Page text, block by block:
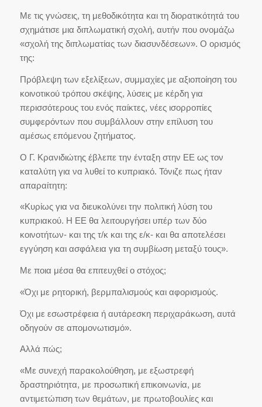
Με τις γνώσεις, τη μεθοδικότητα και τη διορατικότητά του
σχημάτισε μια διπλωματική σχολή, αυτήν που ονομάζω
«σχολή της διπλωματίας των διασυνδέσεων». Ο ορισμός
της:
Πρόβλεψη των εξελίξεων, συμμαχίες με αξιοποίηση του
κοινοτικού τρόπου σκέψης, λύσεις με κέρδη για
περισσότερους του ενός παίκτες, νέες ισορροπίες
συμφερόντων που συμβάλλουν στην επίλυση του
αμέσως επόμενου ζητήματος.
Ο Γ. Κρανιδιώτης έβλεπε την ένταξη στην ΕΕ ως τον
καταλύτη για να λυθεί το κυπριακό. Τόνιζε πως ήταν
απαραίτητη:
«Κυρίως για να διευκολύνει την πολιτική λύση του
κυπριακού. Η ΕΕ θα λειτουργήσει υπέρ των δύο
κοινοτήτων- και της τ/κ και της ε/κ- και θα αποτελέσει
εγγύηση και ασφάλεια για τη συμβίωση μεταξύ τους».
Με ποια μέσα θα επιτευχθεί ο στόχος;
«Όχι με ρητορική, βερμπαλισμούς και αφορισμούς.
Όχι με εσωστρέφεια ή αυτάρεσκη περιχαράκωση, αυτά
οδηγούν σε απομονωτισμό».
Αλλά πώς;
«Με συνεχή παρακολούθηση, με εξωστρεφή
δραστηριότητα, με προσωπική επικοινωνία, με
αντιμετώπιση των θεμάτων, με πρωτοβουλίες και